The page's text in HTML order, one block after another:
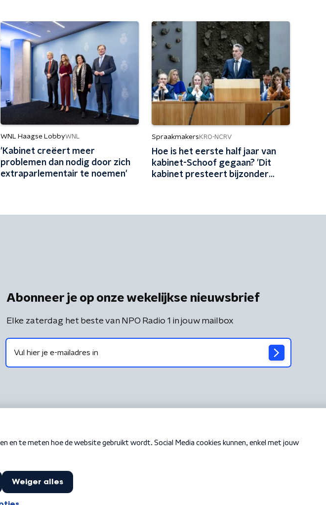
WNL Haagse LobbyWNL
'Kabinet creëert meer
problemen dan nodig door zich
extraparlementair te noemen'
Spraakmakers KRO-NCRV
Hoe is het eerste half jaar van
kabinet-Schoof gegaan? 'Dit
kabinet presteert bijzonder
Abonneer je op onze wekelijkse nieuwsbrief
Elke zaterdag het beste van NPO Radio 1 in jouw mailbox